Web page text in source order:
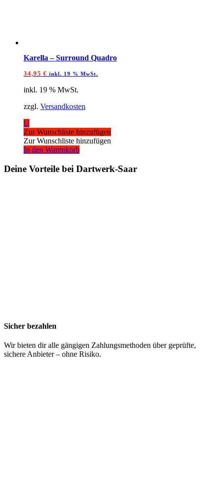
Karella – Surround Quadro
34,95 € inkl. 19 % MwSt.
inkl. 19 % MwSt.
zzgl. Versandkosten
U
Zur Wunschliste hinzufügen
Zur Wunschliste hinzufügen
In den Warenkorb
Deine Vorteile bei Dartwerk-Saar
Sicher bezahlen
Wir bieten dir alle gängigen Zahlungsmethoden über geprüfte,
sichere Anbieter – ohne Risiko.